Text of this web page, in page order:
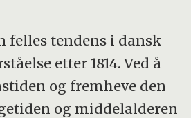
felles tendens i dansk
etter 1814. Ved å
og fremheve den
og middelalderen